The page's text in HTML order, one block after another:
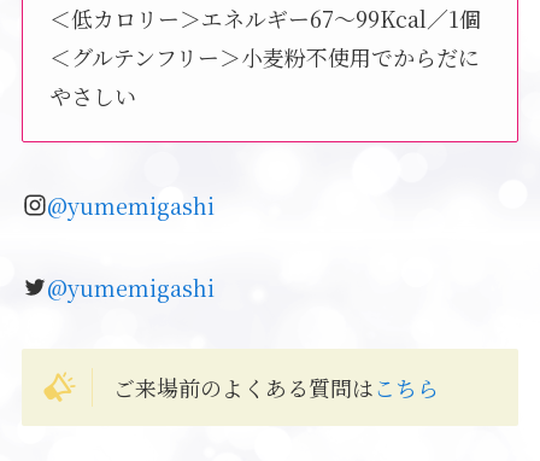
＜低カロリー＞エネルギー67〜99Kcal／1個
＜グルテンフリー＞小麦粉不使用でからだに
やさしい
@yumemigashi
@yumemigashi
ご来場前のよくある質問はこちら